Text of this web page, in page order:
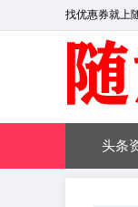
找优惠券就上
头条